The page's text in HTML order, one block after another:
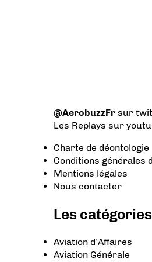
@AerobuzzFr sur
Les Replays sur
Charte de déontologie
Conditions générales
Mentions légales
Nous contacter
Les
Aviation d’Affaires
Aviation Générale